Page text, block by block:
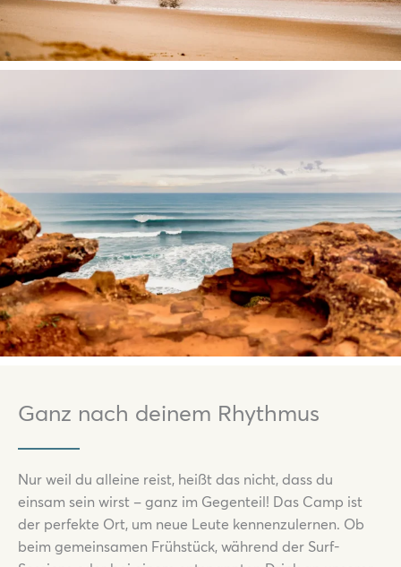
Ganz nach deinem Rhythmus
Nur weil du alleine reist, heißt das nicht, dass du
einsam sein wirst – ganz im Gegenteil! Das Camp ist
der perfekte Ort, um neue Leute kennenzulernen. Ob
beim gemeinsamen Frühstück, während der Surf-